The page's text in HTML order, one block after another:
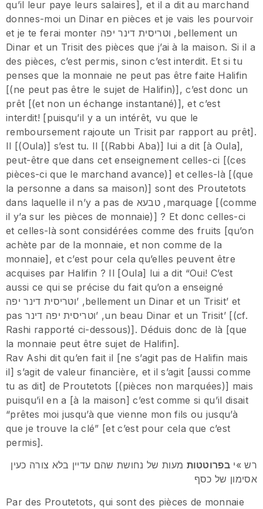
qu’il leur paye leurs salaires], et il a dit au marchand
donnes-moi un Dinar en pièces et je vais les pourvoir
et je te ferai monter וטריסית דינר יפה ,bellement un
Dinar et un Trisit des pièces que j’ai à la maison. Si il a
des pièces, c’est permis, sinon c’est interdit. Et si tu
penses que la monnaie ne peut pas être faite Halifin
[(ne peut pas être le sujet de Halifin)], c’est donc un
prêt [(et non un échange instantané)], et c’est
interdit! [puisqu’il y a un intérêt, vu que le
remboursement rajoute un Trisit par rapport au prêt].
Il [(Oula)] s’est tu. Il [(Rabbi Aba)] lui a dit [à Oula],
peut-être que dans cet enseignement celles-ci [(ces
pièces-ci que le marchand avance)] et celles-là [(que
la personne a dans sa maison)] sont des Proutetots
dans laquelle il n’y a pas de טבעא ,marquage [(comme
il y’a sur les pièces de monnaie)] ? Et donc celles-ci
et celles-là sont considérées comme des fruits [qu’on
achète par de la monnaie, et non comme de la
monnaie], et c’est pour cela qu’elles peuvent être
acquises par Halifin ? Il [Oula] lui a dit “Oui! C’est
aussi ce qui se précise du fait qu’on a enseigné
וטריסית דינר יפה’ ,bellement un Dinar et un Trisit’ et
pas וטריסית יפה דינר’ ,un beau Dinar et un Trisit’ [(cf.
Rashi rapporté ci-dessous)]. Déduis donc de là [que
la monnaie peut être sujet de Halifin].
Rav Ashi dit qu’en fait il [ne s’agit pas de Halifin mais
il] s’agit de valeur financière, et il s’agit [aussi comme
tu as dit] de Proutetots [(pièces non marquées)] mais
puisqu’il en a [à la maison] c’est comme si qu’il disait
“prêtes moi jusqu’à que vienne mon fils ou jusqu’à
que je trouve la clé” [et c’est pour cela que c’est
permis].
רש »י בפרוטטות מעות של נחושת שהם עדיין בלא צורה כעין
אסימון של כסף
Par des Proutetots, qui sont des pièces de monnaie